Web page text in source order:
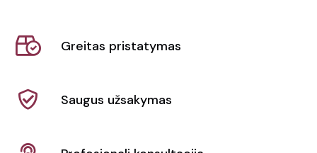
KADEAU
Greitas pristatymas
Saugus užsakymas